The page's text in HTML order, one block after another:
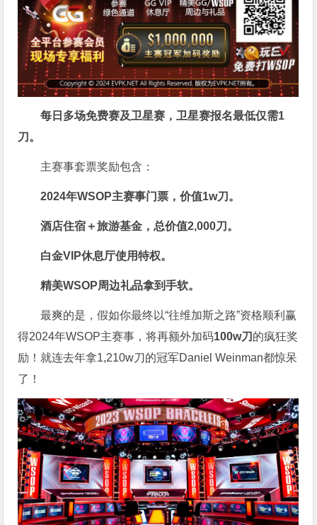
每日多场免费赛及卫星赛，卫星赛报名最低仅需1
刀 。
主赛事套票奖励包含：
2024年WSOP主赛事门票，价值1w刀 。
酒店住宿＋旅游基金，总价值2,000刀。
白金VIP休息厅使用特权。
精美WSOP周边礼品拿到手软。
最爽的是，假如你最终以“往维加斯之路”资格顺利赢
得2024年WSOP主赛事，将再额外加码100w刀 的疯狂奖
励！就连去年拿1,210w刀的冠军Daniel Weinman都惊呆
了！